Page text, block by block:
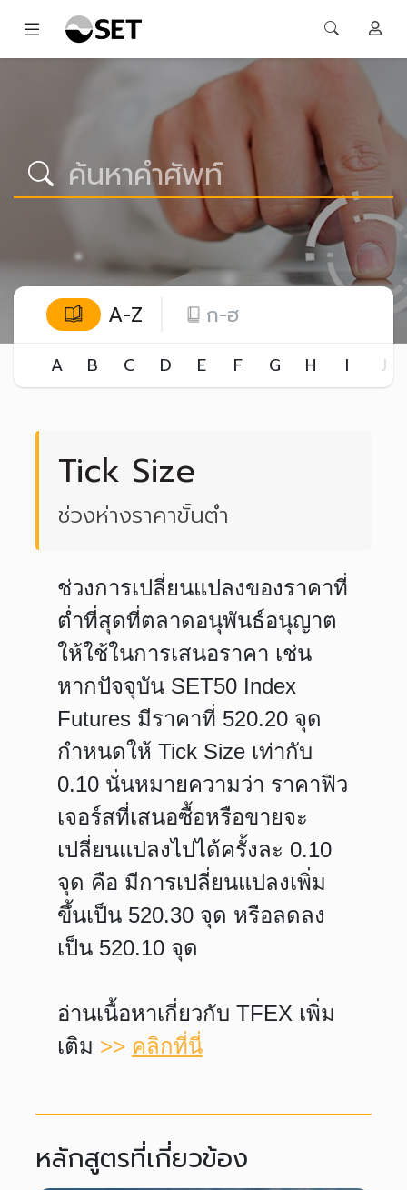
A-Z ก-ฮ
A B C D E F G H I J
Tick Size
ช่วงห่างราคาขั้นต่ำ
ช่วงการเปลี่ยนแปลงของราคาที่
ต่ำที่สุดที่ตลาดอนุพันธ์อนุญาต
ให้ใช้ในการเสนอราคา เช่น
หากปัจจุบัน SET50 Index
Futures มีราคาที่ 520.20 จุด
กำหนดให้ Tick Size เท่ากับ
0.10 นั่นหมายความว่า ราคาฟิว
เจอร์สที่เสนอซื้อหรือขายจะ
เปลี่ยนแปลงไปได้ครั้งละ 0.10
จุด คือ มีการเปลี่ยนแปลงเพิ่ม
ขึ้นเป็น 520.30 จุด หรือลดลง
เป็น 520.10 จุด
อ่านเนื้อหาเกี่ยวกับ TFEX เพิ่ม
เติม >> คลิกที่นี่
หลักสูตรที่เกี่ยวข้อง